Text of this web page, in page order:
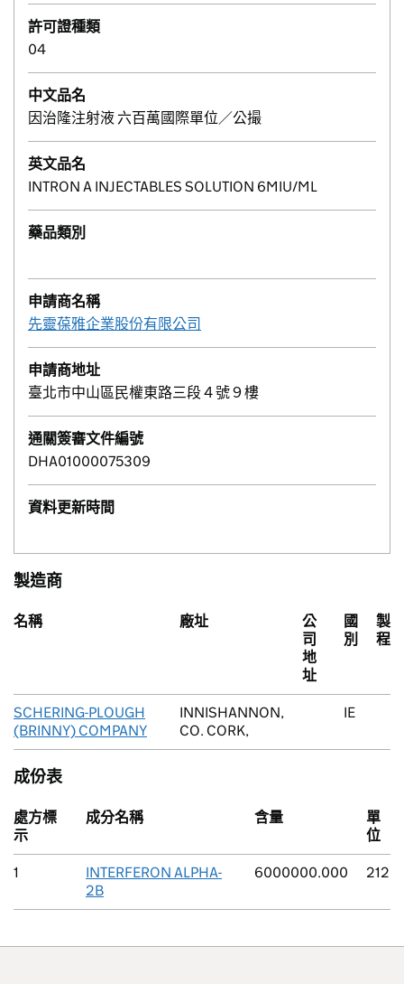
許可證種類
04
中文品名
因治隆注射液 六百萬國際單位／公撮
英文品名
INTRON A INJECTABLES SOLUTION 6MIU/ML
藥品類別
申請商名稱
先靈葆雅企業股份有限公司
申請商地址
臺北市中山區民權東路三段４號９樓
通關簽審文件編號
DHA01000075309
資料更新時間
製造商
名稱 廠址
公
司
地
址
國
別
製
程
SCHERING-PLOUGH
(BRINNY) COMPANY
INNISHANNON,
CO. CORK,
IE
成份表
處方標
示
成分名稱 含量
單
位
1
INTERFERON ALPHA-
2B
6000000.000 212